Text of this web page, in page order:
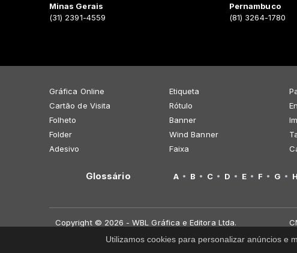
Minas Gerais
(31) 2391-4559
Pernambuco
(81) 3264-1780
Gráfica Online
Cartão de Visita
Folheto
Folder
Adesivo
Etiqueta
Rótulo
Banner
Wind Banner
Faixa
Glossário A B C D E F G H
Copyright © 2026 - WBL Gráfica e Editora Ltda.
Utilizamos cookies para personalizar anúncios e